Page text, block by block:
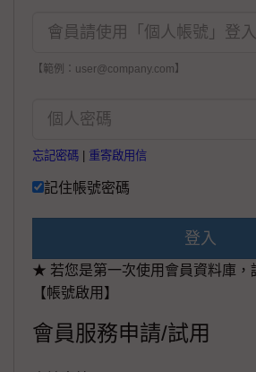
【範例：user@company.com】
忘記密碼 重寄啟用信
記住帳號密碼
登入
★ 若您是第一次使用會員資料庫，
【帳號啟用】
會員服務申請/試用